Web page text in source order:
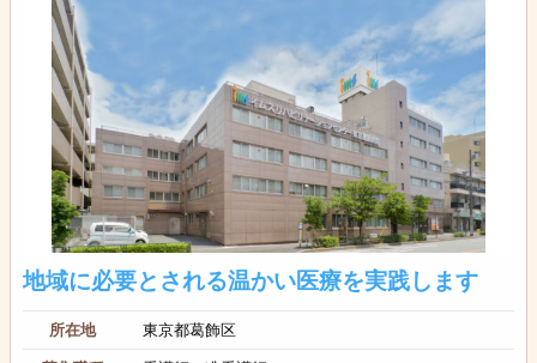
地域に必要とされる温かい医療を実践します
所在地 東京都葛飾区